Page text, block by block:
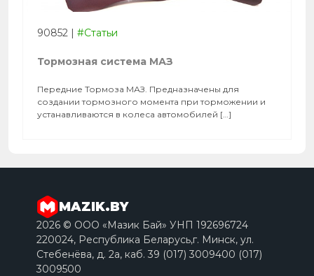
90852 | #Статьи
Тормозная система МАЗ
Передние Тормоза МАЗ. Предназначены для
создании тормозного момента при торможении и
устанавливаются в колеса автомобилей […]
MAZIK.BY
2026 © ООО «Мазик Бай» УНП 192696724
220024, Республика Беларусь,г. Минск, ул.
Стебенёва, д. 2a, каб. 39 (017) 3009400 (017)
3009500